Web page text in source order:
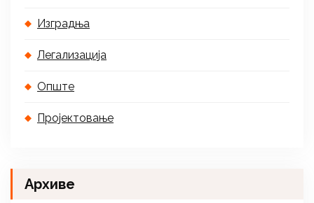
Изградња
Легализација
Опште
Пројектовање
Архиве